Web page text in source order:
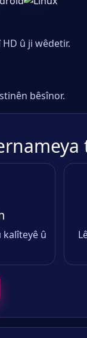
û ji wêdetir.
bêsînor.
kalîteyê û